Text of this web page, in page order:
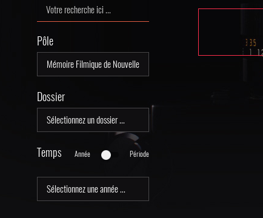
Pôle
Dossier
Temps Année Période